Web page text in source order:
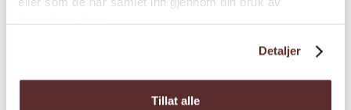
Detaljer
Tillat alle
Map